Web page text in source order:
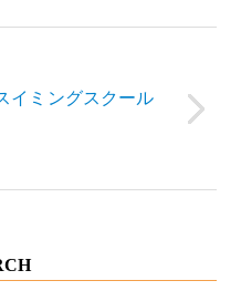
イミングスクール